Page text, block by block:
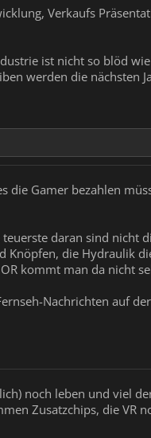
Verkaufs
ist nicht so blöd
werden die nächsten
Gamer bezahlen
daran sind nicht
Knöpfen, die Hydraulik
kommt man da nicht
Nachrichten auf
noch leben und viel
Zusatzchips, die VR